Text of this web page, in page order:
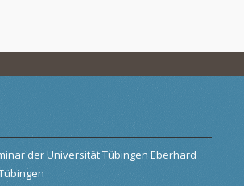
der Universität Tübingen Eberhard